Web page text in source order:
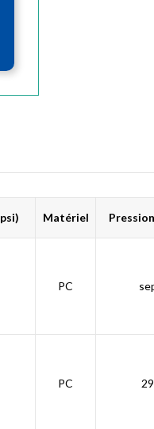
Matériel
PC
PC